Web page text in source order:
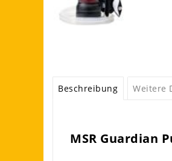
Beschreibung Weitere
MSR Guardian